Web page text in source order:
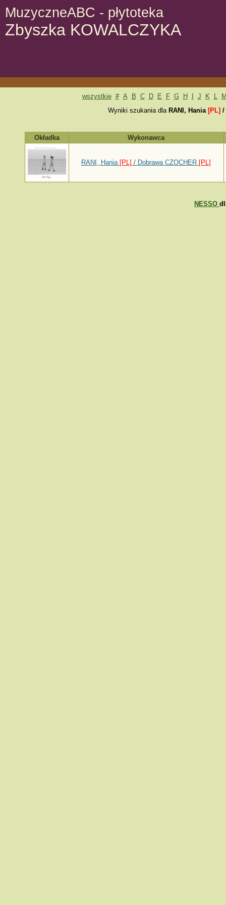
MuzyczneABC - płytoteka
Zbyszka KOWALCZYKA
wszystkie # A B C D E F G H J K L
Wyniki szukania dla RANI, Hania [PL] /
Okładka Wykonawca
RANI, Hania [PL] / Dobrawa CZOCHER [PL]
NESSO